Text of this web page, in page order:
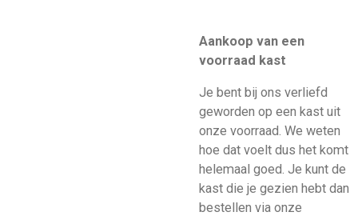
Aankoop van een
voorraad kast
Je bent bij ons verliefd
geworden op een kast uit
onze voorraad. We weten
hoe dat voelt dus het komt
helemaal goed. Je kunt de
kast die je gezien hebt dan
bestellen via onze